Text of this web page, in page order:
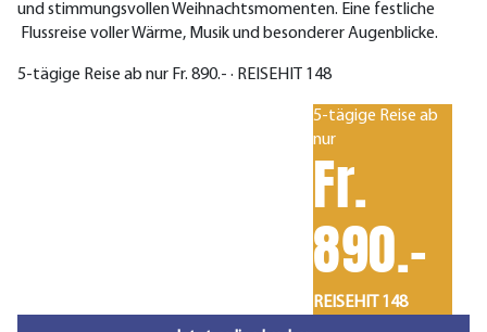
und stimmungsvollen Weihnachtsmomenten. Eine festliche
Flussreise voller Wärme, Musik und besonderer Augenblicke.
5-tägige Reise ab nur Fr. 890.- · REISEHIT 148
5-tägige Reise ab
nur
Fr.
890.-
REISEHIT 148